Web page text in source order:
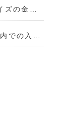
ズの金…
での入…